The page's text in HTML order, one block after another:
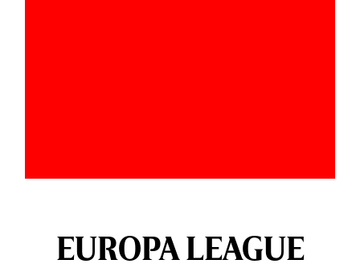
EUROPA LEAGUE